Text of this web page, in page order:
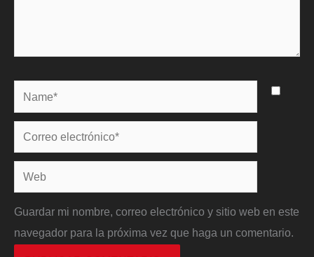
Name*
Correo
electrónico*
Web
Guardar mi nombre, correo electrónico y sitio web en este
navegador para la próxima vez que haga un comentario.